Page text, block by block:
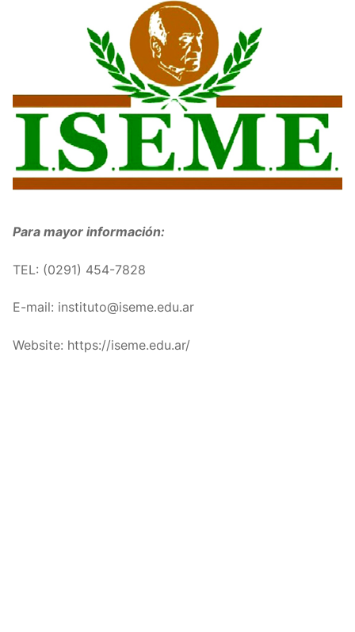
Para mayor información:
TEL: (0291) 454-7828
E-mail: instituto@iseme.edu.ar
Website: https://iseme.edu.ar/